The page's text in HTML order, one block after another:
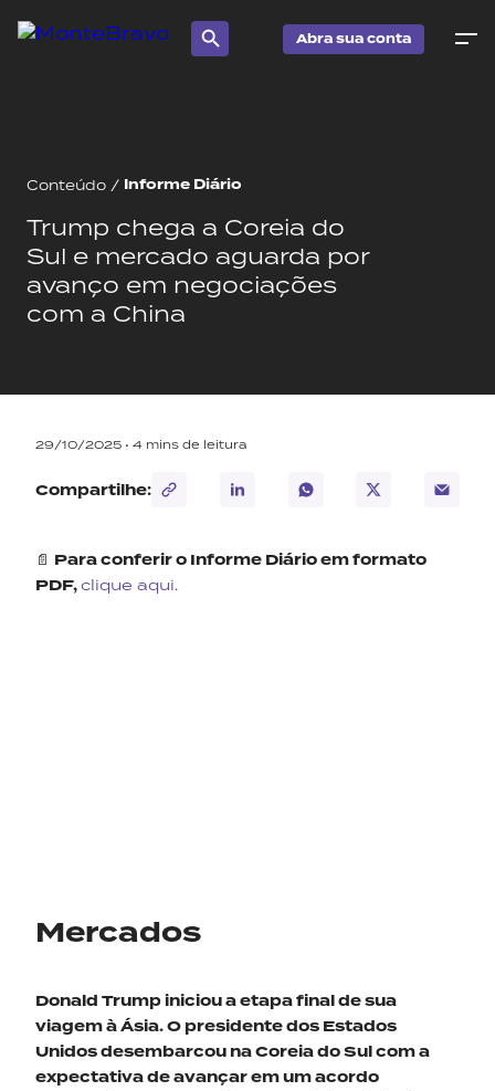
Abra sua conta
Conteúdo / Informe Diário
Trump chega a Coreia do
Sul e mercado aguarda por
avanço em negociações
com a China
29/10/2025 • 4 mins de leitura
Compartilhe:
📄 Para conferir o Informe Diário em formato
PDF,clique aqui.
Mercados
Donald Trumpiniciou a etapa final de sua
viagem àÁsia.O presidente dos Estados
Unidosdesembarcou na Coreia do Sul com a
expectativa de avançar em um acordo